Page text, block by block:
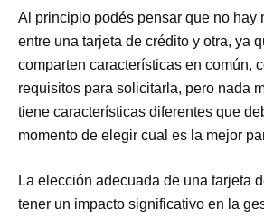
Al principio podés pensar que no hay
entre una tarjeta de crédito y otra, ya
comparten características en común,
requisitos para solicitarla, pero nada
tiene características diferentes que
momento de elegir cual es la mejor
La elección adecuada de una tarjeta
tener un impacto significativo en la